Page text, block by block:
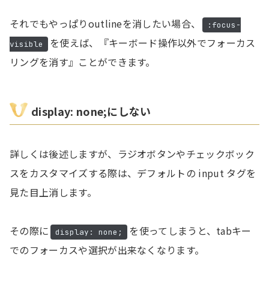
それでもやっぱりoutlineを消したい場合、
:focus-
visible
を使えば、『キーボード操作以外でフォーカス
リングを消す』ことができます。
display: none;にしない
詳しくは後述しますが、ラジオボタンやチェックボック
スをカスタマイズする際は、デフォルトの input タグを
見た目上消します。
その際に display: none;
を使ってしまうと、tabキー
でのフォーカスや選択が出来なくなります。